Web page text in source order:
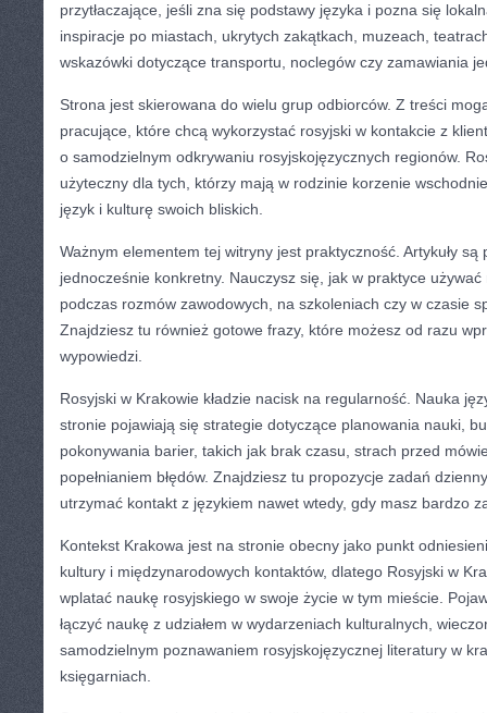
przytłaczające, jeśli zna się podstawy języka i pozna się
inspiracje po miastach, ukrytych zakątkach, muzeach,
wskazówki dotyczące transportu, noclegów czy zamawiania
Strona jest skierowana do wielu grup odbiorców. Z treści
pracujące, które chcą wykorzystać rosyjski w kontakcie z
o samodzielnym odkrywaniu rosyjskojęzycznych regionów.
użyteczny dla tych, którzy mają w rodzinie korzenie
język i kulturę swoich bliskich.
Ważnym elementem tej witryny jest praktyczność. Artykuły
jednocześnie konkretny. Nauczysz się, jak w praktyce
podczas rozmów zawodowych, na szkoleniach czy w czasie
Znajdziesz tu również gotowe frazy, które możesz od razu
wypowiedzi.
Rosyjski w Krakowie kładzie nacisk na regularność. Nauka
stronie pojawiają się strategie dotyczące planowania nauki,
pokonywania barier, takich jak brak czasu, strach przed
popełnianiem błędów. Znajdziesz tu propozycje zadań
utrzymać kontakt z językiem nawet wtedy, gdy masz bardzo
Kontekst Krakowa jest na stronie obecny jako punkt
kultury i międzynarodowych kontaktów, dlatego Rosyjski w
wplatać naukę rosyjskiego w swoje życie w tym mieście.
łączyć naukę z udziałem w wydarzeniach kulturalnych,
samodzielnym poznawaniem rosyjskojęzycznej literatury w
księgarniach.